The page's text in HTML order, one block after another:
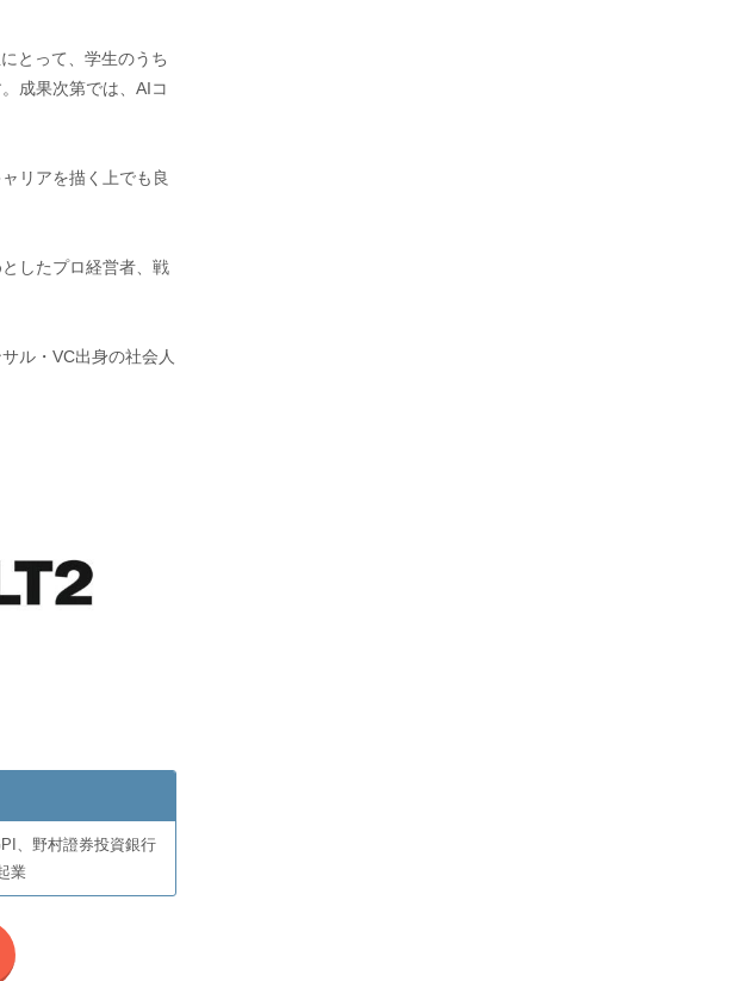
とって、学生のうち
成果次第では、AIコ
リアを描く上でも良
したプロ経営者、戦
ル・VC出身の社会人
、野村證券投資銀行
業